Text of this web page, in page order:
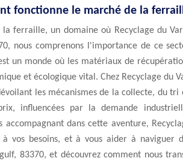
fonctionne le marché de la
ferraille, un domaine où Recyclage du
nous comprenons l'importance de ce
un monde où les matériaux de
et écologique vital. Chez Recyclage du
les mécanismes de la collecte, du tri
influencées par la demande
dans cette aventure,
à vos besoins, et à vous aider à naviguer
83370, et découvrez comment nous